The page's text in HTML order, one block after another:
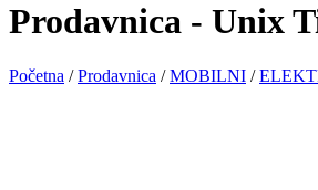
Prodavnica - Unix
Početna /Prodavnica /MOBILNI /